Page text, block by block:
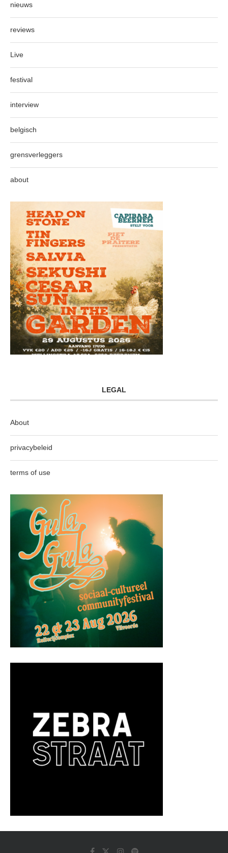
nieuws
reviews
Live
festival
interview
belgisch
grensverleggers
about
LEGAL
About
privacybeleid
terms of use